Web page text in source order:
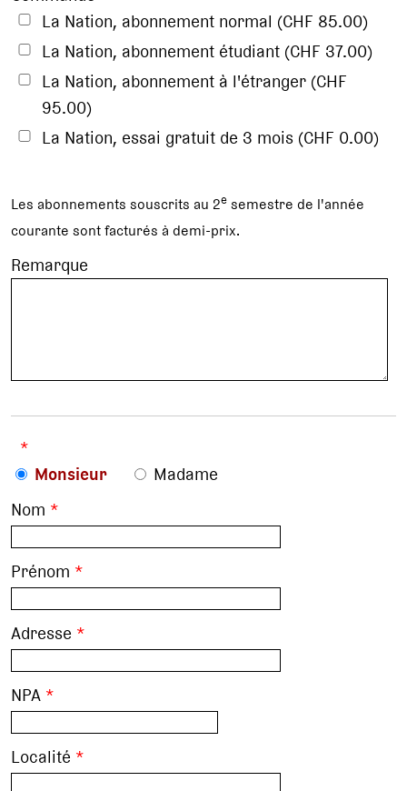
La Nation, abonnement normal (CHF 85.00)
La Nation, abonnement étudiant (CHF 37.00)
La Nation, abonnement à l'étranger (CHF
95.00)
La Nation, essai gratuit de 3 mois (CHF 0.00)
Les abonnements souscrits au 2e semestre de l'année
courante sont facturés à demi-prix.
Remarque
*
Monsieur
Madame
Nom *
Prénom *
Adresse *
NPA *
Localité *